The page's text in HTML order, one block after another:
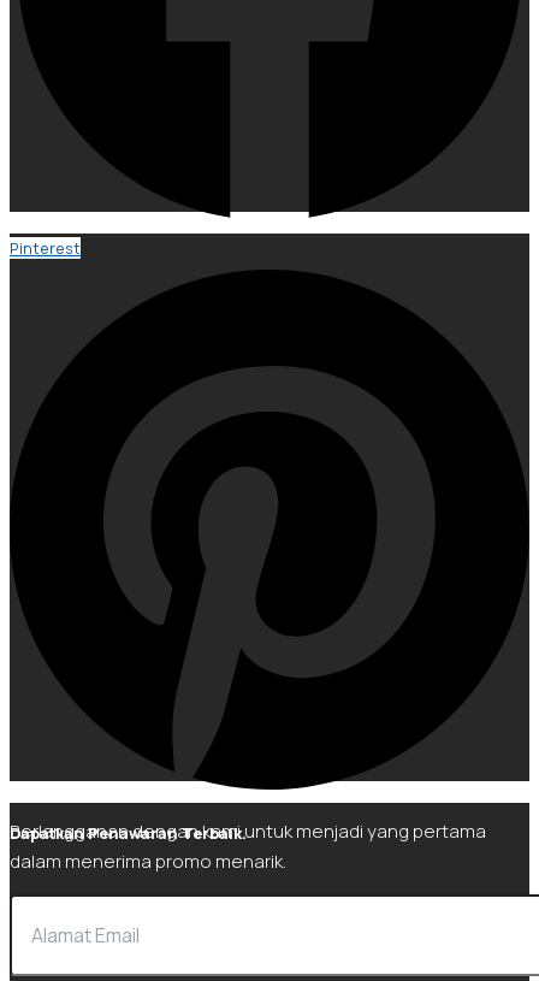
Pinterest
Dapatkan Penawaran Terbaik.
Berlangganan dengan kami untuk menjadi yang pertama
dalam menerima promo menarik.